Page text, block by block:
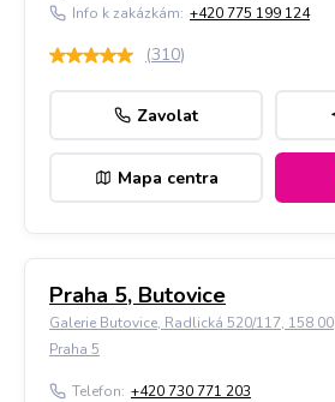
Info k zakázkám: +420 775 199 124
(310)
Zavolat
Mapa centra
Praha 5, Butovice
Galerie Butovice, Radlická 520/117, 158 00
Praha 5
Telefon: +420 730 771 203